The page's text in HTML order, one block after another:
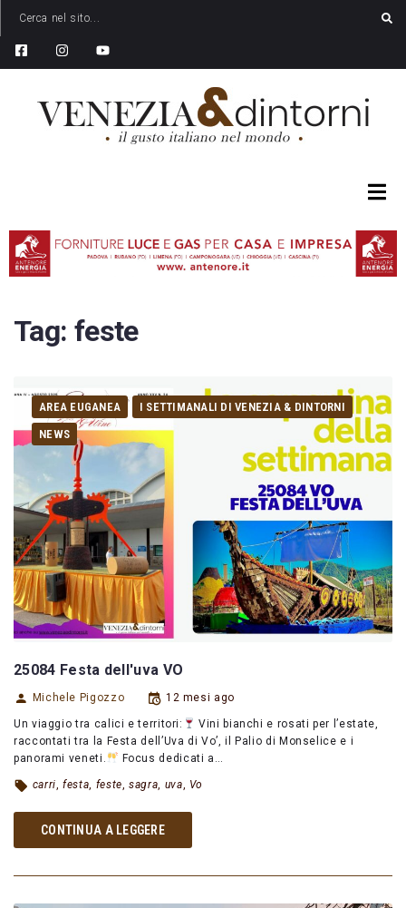
Tag: feste
AREA EUGANEA
I SETTIMANALI DI VENEZIA & DINTORNI
NEWS
25084 Festa dell'uva VO
Michele Pigozzo 12 mesi ago
Un viaggio tra calici e territori:
Vini bianchi e rosati per l’estate,
raccontati tra la Festa dell’Uva di Vo’, il Palio di Monselice e i
panorami veneti.
Focus dedicati a…
carri,festa, feste,sagra, uva, Vo
CONTINUA A LEGGERE